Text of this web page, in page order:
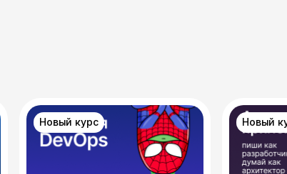
Новый курс Новый